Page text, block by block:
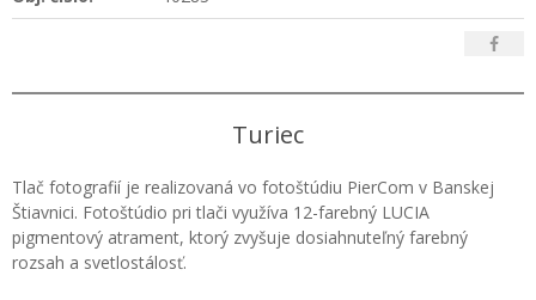
Turiec
Tlač fotografií je realizovaná vo fotoštúdiu PierCom v Banskej
Štiavnici. Fotoštúdio pri tlači využíva 12-farebný LUCIA
pigmentový atrament, ktorý zvyšuje dosiahnuteľný farebný
rozsah a svetlostálosť.